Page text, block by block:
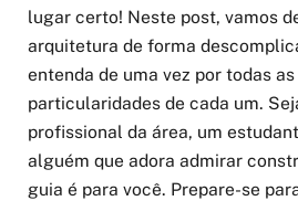
lugar certo! Neste post, vamos
arquitetura de forma
entenda de uma vez por todas
particularidades de cada um.
profissional da área, um
alguém que adora admirar
guia é para você. Prepare-se